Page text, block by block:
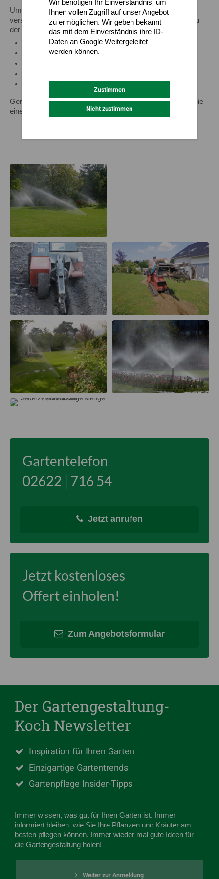
Um die maximale Effizienz zu erzielen, ist es notwendig,
verschiedene Faktoren und Gegebenheiten vor dem Einbau
der Anlage zu berücksichtigen. Zum Beispiel:
Wasser nach Maß
Druckverhältnis Ihrer Wasserversorgung
Optimale Regner-Anordnung
Gerne besuchen wir Sie in Ihrem Garten und erstellen für Sie
eine Bewässerungsplanung.
Gartentelefon
02622 | 716 54
Jetzt anrufen
Jetzt kostenloses
Offert einholen!
Zum Angebotsformular
Der Gartengestaltung-
Koch Newsletter
Inspiration für Ihren Garten
Einzigartige Gartentrends
Gartenpflege Insider-Tipps
Immer wissen, was gut für Ihren Garten ist. Immer
informiert bleiben, wie Sie Ihre Pflanzen und Kräuter am
besten pflegen können. Immer wieder mal gute Ideen für
die Gartengestaltung holen!
Weiter zur Anmeldung
Wir benötigen Ihr Einverständnis, um
Ihnen vollen Zugriff auf unser Angebot
zu ermöglichen. Wir geben bekannt
das mit dem Einverständnis ihre ID-
Daten an Google Weitergeleitet
werden können.
Zustimmen
Nicht zustimmen